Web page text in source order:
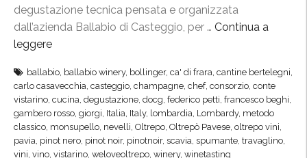
degustazione tecnica pensata e organizzata
dall’azienda Ballabio di Casteggio, per … Continua a
leggere
l
t
r
e
p
ballabio, ballabio winery, bollinger, ca' di frara, cantine bertelegni,
carlo casavecchia, casteggio, champagne, chef, consorzio, conte
vistarino, cucina, degustazione, docg, federico petti, francesco beghi,
gambero rosso, giorgi, Italia, Italy, lombardia, Lombardy, metodo
classico, monsupello, nevelli, Oltrepo, Oltrepò Pavese, oltrepo vini,
pavia, pinot nero, pinot noir, pinotnoir, scavia, spumante, travaglino,
vini, vino, vistarino, weloveoltrepo, winery, winetasting